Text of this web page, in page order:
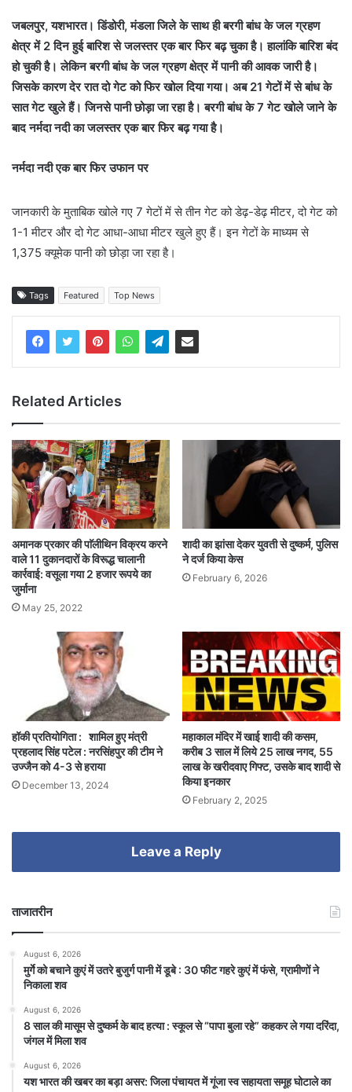
जबलपुर, यशभारत। डिंडोरी, मंडला जिले के साथ ही बरगी बांध के जल ग्रहण
क्षेत्र में 2 दिन हुई बारिश से जलस्तर एक बार फिर बढ़ चुका है। हालांकि बारिश बंद
हो चुकी है। लेकिन बरगी बांध के जल ग्रहण क्षेत्र में पानी की आवक जारी है।
जिसके कारण देर रात दो गेट को फिर खोल दिया गया। अब 21 गेटों में से बांध के
सात गेट खुले हैं। जिनसे पानी छोड़ा जा रहा है। बरगी बांध के 7 गेट खोले जाने के
बाद नर्मदा नदी का जलस्तर एक बार फिर बढ़ गया है।
नर्मदा नदी एक बार फिर उफान पर
जानकारी के मुताबिक खोले गए 7 गेटों में से तीन गेट को डेढ़-डेढ़ मीटर, दो गेट को
1-1 मीटर और दो गेट आधा-आधा मीटर खुले हुए हैं। इन गेटों के माध्यम से
1,375 क्यूमेक पानी को छोड़ा जा रहा है।
Tags Featured Top News
Related Articles
अमानक प्रकार की पाॅलीथिन विक्रय करने
वाले 11 दुकानदारों के विरूद्ध चालानी
कार्रवाई: वसूला गया 2 हजार रूपये का
जुर्माना
May 25, 2022
शादी का झांसा देकर युवती से दुष्कर्म, पुलिस
ने दर्ज किया केस
February 6, 2026
हॉकी प्रतियोगिता : शामिल हुए मंत्री
प्रहलाद सिंह पटेल : नरसिंहपुर की टीम ने
उज्जैन को 4-3 से हराया
December 13, 2024
महाकाल मंदिर में खाई शादी की कसम,
करीब 3 साल में लिये 25 लाख नगद, 55
लाख के खरीदवाए गिफ्ट, उसके बाद शादी से
किया इनकार
February 2, 2025
Leave a Reply
ताजातरीन
August 6, 2026
मुर्गे को बचाने कुएं में उतरे बुजुर्ग पानी में डूबे : 30 फीट गहरे कुएं में फंसे, ग्रामीणों ने
निकाला शव
August 6, 2026
8 साल की मासूम से दुष्कर्म के बाद हत्या : स्कूल से “पापा बुला रहे” कहकर ले गया दरिंदा,
जंगल में मिला शव
August 6, 2026
यश भारत की खबर का बड़ा असर: जिला पंचायत में गूंजा स्व सहायता समूह घोटाले का